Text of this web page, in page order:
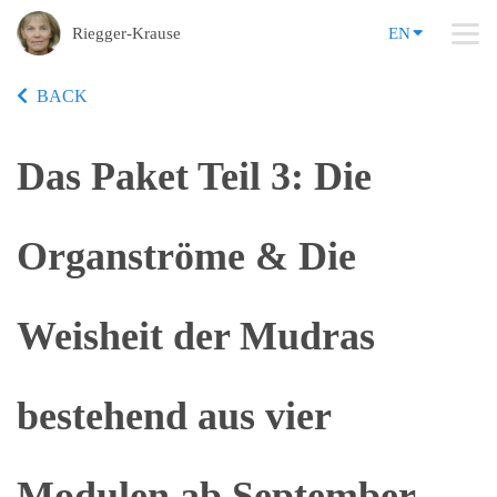
Riegger-Krause EN
BACK
Das Paket Teil 3: Die
Organströme & Die
Weisheit der Mudras
bestehend aus vier